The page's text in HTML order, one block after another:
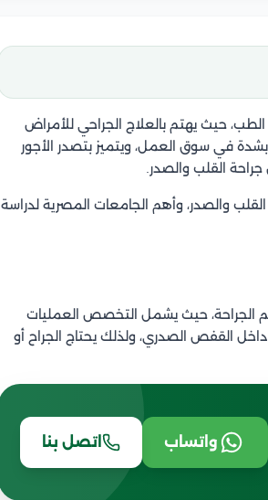
حيث يهتم بالعلاج الجراحي للأمراض
في سوق العمل، ويتميز بتصدر الأجور
القلب والصدر.
والصدر، وأهم الجامعات المصرية لدراسة
حيث يشمل التخصص العمليات
داخل القفص الصدري، ولذلك يحتاج الجراح أو
واتساب اتصل بنا